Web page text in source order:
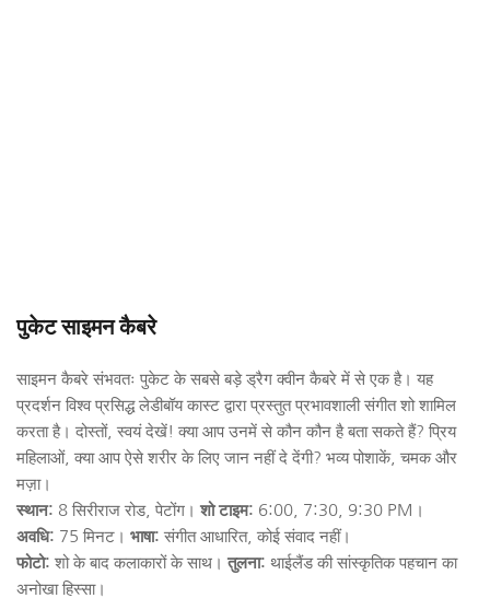
पुकेट साइमन कैबरे
साइमन कैबरे संभवतः पुकेट के सबसे बड़े ड्रैग क्वीन कैबरे में से एक है। यह
प्रदर्शन विश्व प्रसिद्ध लेडीबॉय कास्ट द्वारा प्रस्तुत प्रभावशाली संगीत शो शामिल
करता है। दोस्तों, स्वयं देखें! क्या आप उनमें से कौन कौन है बता सकते हैं? प्रिय
महिलाओं, क्या आप ऐसे शरीर के लिए जान नहीं दे देंगी? भव्य पोशाकें, चमक और
मज़ा।
स्थान: 8 सिरीराज रोड, पेटोंग। शो टाइम: 6:00, 7:30, 9:30 PM।
अवधि: 75 मिनट। भाषा: संगीत आधारित, कोई संवाद नहीं।
फोटो: शो के बाद कलाकारों के साथ। तुलना: थाईलैंड की सांस्कृतिक पहचान का
अनोखा हिस्सा।